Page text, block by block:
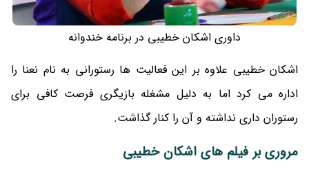
داوری اشکان خطیبی در برنامه خندوانه
اشکان خطیبی علاوه بر این فعالیت ها رستورانی به نام نعنا را
اداره می کرد اما به دلیل مشغله بازیگری فرصت کافی برای
رستوران داری نداشته و آن را کنار گذاشت.
مروری بر فیلم های اشکان خطیبی